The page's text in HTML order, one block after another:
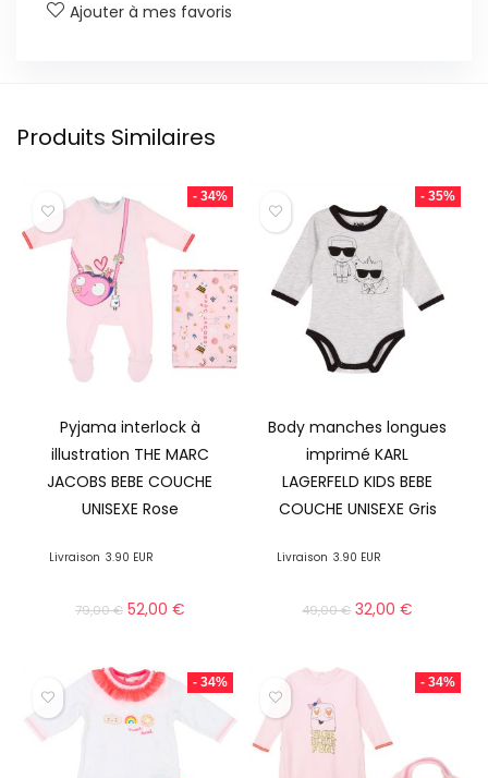
Ajouter à mes favoris
Produits Similaires
- 34%
Pyjama interlock à
illustration THE MARC
JACOBS BEBE COUCHE
UNISEXE Rose
Livraison 3.90 EUR
79,00€ 52,00 €
- 35%
Body manches longues
imprimé KARL
LAGERFELD KIDS BEBE
COUCHE UNISEXE Gris
Livraison 3.90 EUR
49,00€ 32,00€
- 34% - 34%